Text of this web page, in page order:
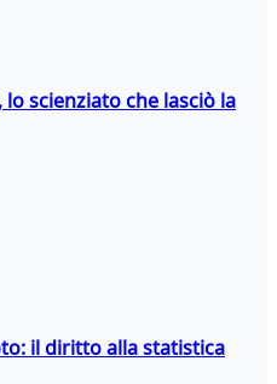
scienziato che lasciò la
il diritto alla statistica